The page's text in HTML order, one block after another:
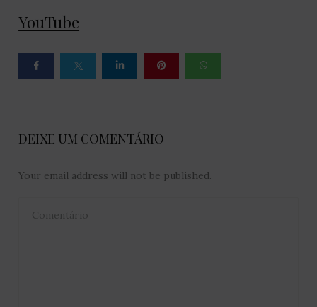
YouTube
DEIXE UM COMENTÁRIO
Your email address will not be published.